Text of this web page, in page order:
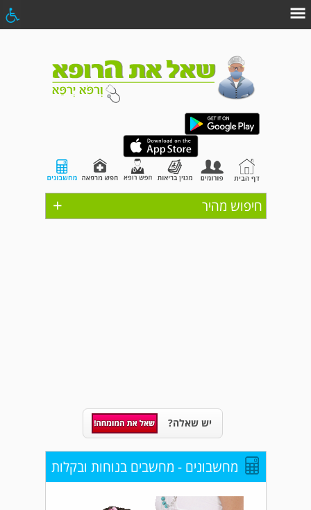
+ חיפוש מהיר
יש שאלה?
מחשבונים - מחשבים בנוחות ובקלות